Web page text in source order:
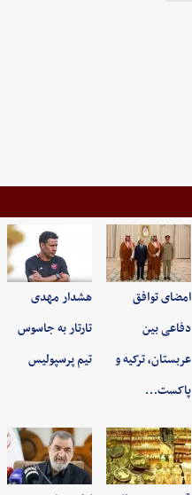
امضای توافق
دفاعی بین
عربستان، ترکیه و
پاکست…
هشدار مهدی
تارتار به جاسوس
تیم پرسپولیس